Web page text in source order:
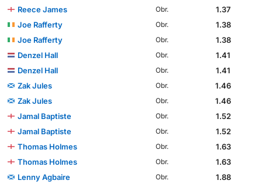
Reece James
Obr.
1.37
Joe Rafferty
Obr.
1.38
Joe Rafferty
Obr.
1.38
Denzel Hall
Obr.
1.41
Denzel Hall
Obr.
1.41
Zak Jules
Obr.
1.46
Zak Jules
Obr.
1.46
Jamal Baptiste
Obr.
1.52
Jamal Baptiste
Obr.
1.52
Thomas Holmes
Obr.
1.63
Thomas Holmes
Obr.
1.63
Lenny Agbaire
Obr.
1.88